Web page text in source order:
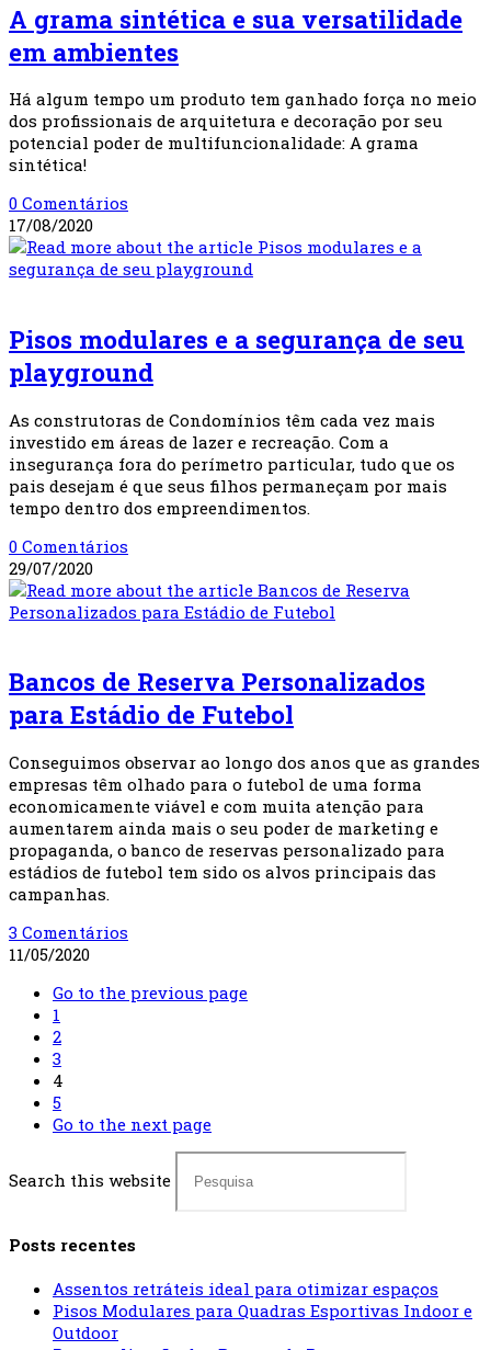
A grama sintética e sua versatilidade
em ambientes
Há algum tempo um produto tem ganhado força no meio
dos profissionais de arquitetura e decoração por seu
potencial poder de multifuncionalidade: A grama
sintética!
0 Comentários
17/08/2020
Pisos modulares e a segurança de seu
playground
As construtoras de Condomínios têm cada vez mais
investido em áreas de lazer e recreação. Com a
insegurança fora do perímetro particular, tudo que os
pais desejam é que seus filhos permaneçam por mais
tempo dentro dos empreendimentos.
0 Comentários
29/07/2020
Bancos de Reserva Personalizados
para Estádio de Futebol
Conseguimos observar ao longo dos anos que as grandes
empresas têm olhado para o futebol de uma forma
economicamente viável e com muita atenção para
aumentarem ainda mais o seu poder de marketing e
propaganda, o banco de reservas personalizado para
estádios de futebol tem sido os alvos principais das
campanhas.
3 Comentários
11/05/2020
Go to the previous page
1
2
3
4
5
Go to the next page
Search this website
Posts recentes
Assentos retráteis ideal para otimizar espaços
Pisos Modulares para Quadras Esportivas Indoor e
Outdoor